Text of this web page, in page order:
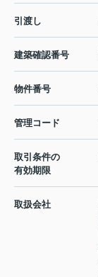
引渡し
建築確認番号
物件番号
管理コード
取引条件の
有効期限
取扱会社